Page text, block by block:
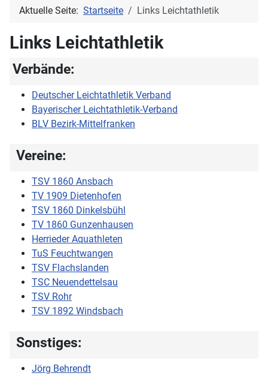
Aktuelle Seite: Startseite Links Leichtathletik
Links Leichtathletik
Verbände:
Deutscher Leichtathletik Verband
Bayerischer Leichtathletik-Verband
BLV Bezirk-Mittelfranken
Vereine:
TSV 1860 Ansbach
TV 1909 Dietenhofen
TSV 1860 Dinkelsbühl
TV 1860 Gunzenhausen
Herrieder Aquathleten
TuS Feuchtwangen
TSV Flachslanden
TSC Neuendettelsau
TSV Rohr
TSV 1892 Windsbach
Sonstiges:
Jörg Behrendt